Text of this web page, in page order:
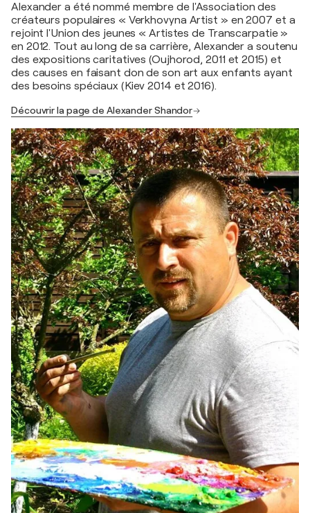
Alexander a été nommé membre de l'Association des
créateurs populaires « Verkhovyna Artist » en 2007 et a
rejoint l'Union des jeunes « Artistes de Transcarpatie »
en 2012. Tout au long de sa carrière, Alexander a soutenu
des expositions caritatives (Oujhorod, 2011 et 2015) et
des causes en faisant don de son art aux enfants ayant
des besoins spéciaux (Kiev 2014 et 2016).
Découvrir la page de Alexander Shandor